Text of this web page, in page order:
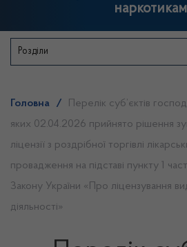
Розділи
Головна /
Перелік суб’єктів
яких 02.04.2026 прийнято рішення
ліцензії з роздрібної торгівлі
провадження на підставі пункту 1
Закону України «Про ліцензування
діяльності»